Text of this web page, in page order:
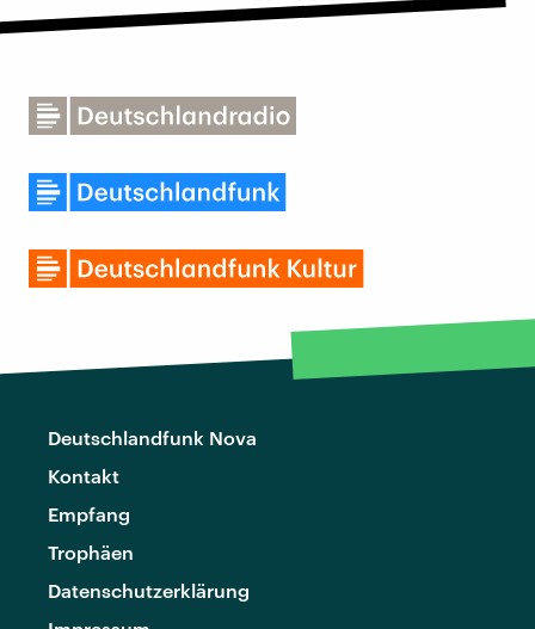
Deutschlandfunk Nova
Kontakt
Empfang
Trophäen
Datenschutzerklärung